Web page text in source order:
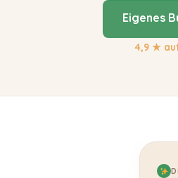
Eigenes
4,9 ★